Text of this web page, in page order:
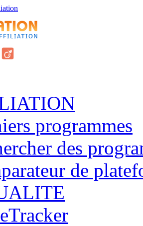
programmes
des
de